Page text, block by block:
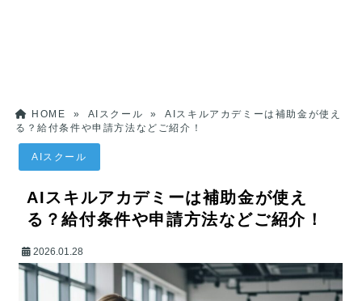
HOME » AIスクール »AIスキルアカデミーは補助金が使え
る？給付条件や申請方法などご紹介！
AIスクール
AIスキルアカデミーは補助金が使え
る？給付条件や申請方法などご紹介！
2026.01.28